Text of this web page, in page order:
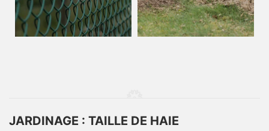
JARDINAGE : TAILLE DE HAIE